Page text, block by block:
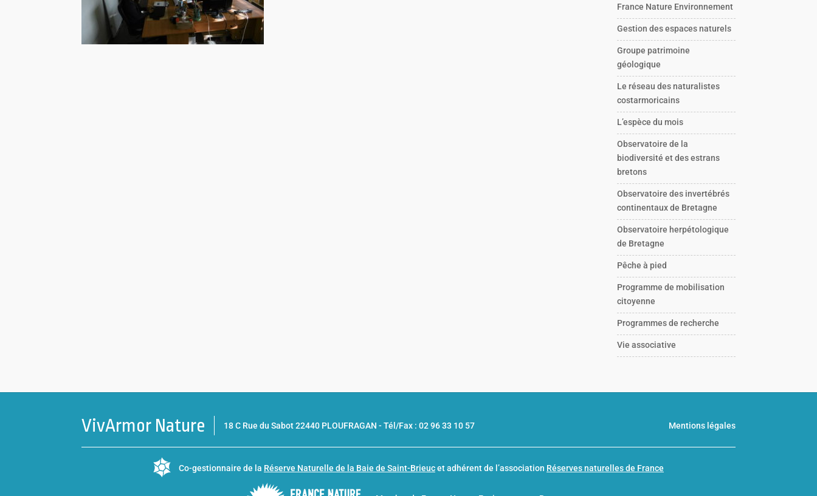
France Nature Environnement
Gestion des espaces naturels
Groupe patrimoine
géologique
Le réseau des naturalistes
costarmoricains
L’espèce du mois
Observatoire de la
biodiversité et des estrans
bretons
Observatoire des invertébrés
continentaux de Bretagne
Observatoire herpétologique
de Bretagne
Pêche à pied
Programme de mobilisation
citoyenne
Programmes de recherche
Vie associative
VivArmor Nature 18 C Rue du Sabot 22440 PLOUFRAGAN -Tél/Fax : 02 96 33 10 57 Mentions légales
Co-gestionnaire de la Réserve Naturelle de la Baie de Saint-Brieucet adhérent de l’association Réserves naturelles de France